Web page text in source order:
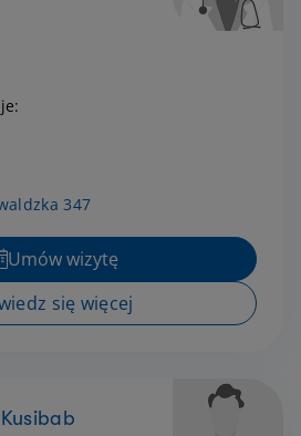
347
Umów wizytę
się więcej